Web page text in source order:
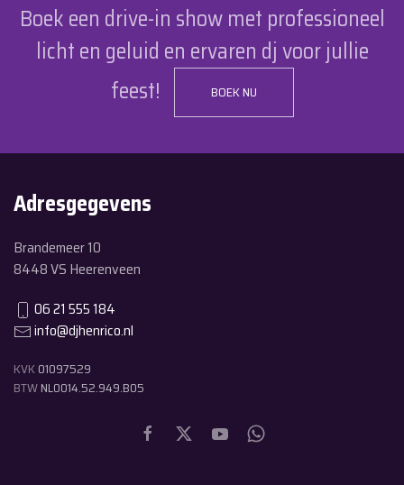
Boek een drive-in show met professioneel
licht en geluid en ervaren dj voor jullie
feest!
BOEK NU
Adresgegevens
Brandemeer 10
8448 VS Heerenveen
06 21 555 184
info@djhenrico.nl
KVK 01097529
BTWNL0014.52.949.B05